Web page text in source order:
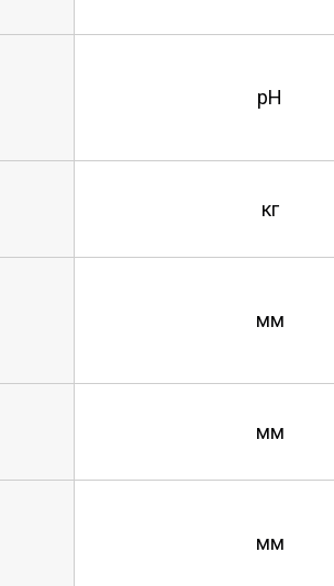
рН
кг
мм
мм
мм